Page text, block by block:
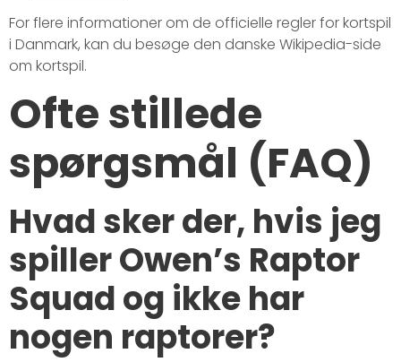
For flere informationer om de officielle regler for kortspil
i Danmark, kan du besøge den danske Wikipedia-side
om kortspil.
Ofte stillede
spørgsmål (FAQ)
Hvad sker der, hvis jeg
spiller Owen’s Raptor
Squad og ikke har
nogen raptorer?